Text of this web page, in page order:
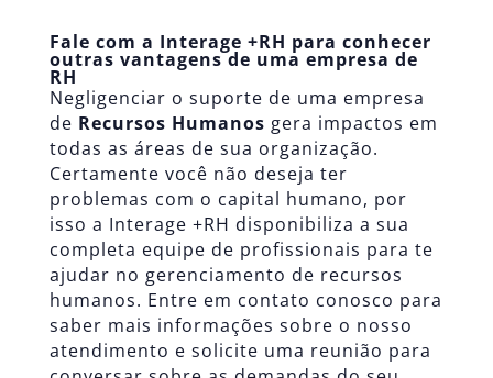
Fale com a Interage +RH para conhecer
outras vantagens de uma empresa de
RH
Negligenciar o suporte de uma empresa
de Recursos Humanos gera impactos em
todas as áreas de sua organização.
Certamente você não deseja ter
problemas com o capital humano, por
isso a Interage +RH disponibiliza a sua
completa equipe de profissionais para te
ajudar no gerenciamento de recursos
humanos. Entre em contato conosco para
saber mais informações sobre o nosso
atendimento e solicite uma reunião para